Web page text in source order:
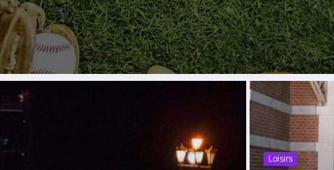
Loisirs